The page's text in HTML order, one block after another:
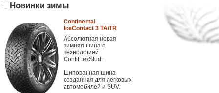
Новинки зимы
Continental
IceContact 3 TA/TR
Абсолютная новая
зимняя шина с
технологией
ContiFlexStud.
Шипованная шина
созданная для легковых
автомобилей и SUV.